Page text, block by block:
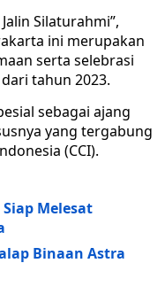
Silaturahmi”,
ini merupakan
serta selebrasi
tahun 2023.
sebagai ajang
yang tergabung
(CCI).
Siap Melesat
Binaan Astra